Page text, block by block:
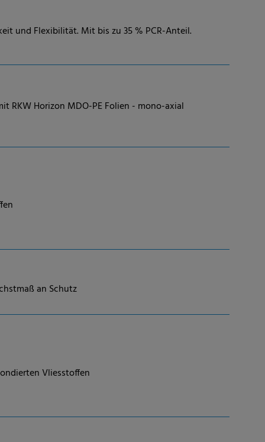
und Flexibilität. Mit bis zu 35 % PCR-Anteil.
RKW Horizon MDO-PE Folien - mono-axial
an Schutz
Vliesstoffen